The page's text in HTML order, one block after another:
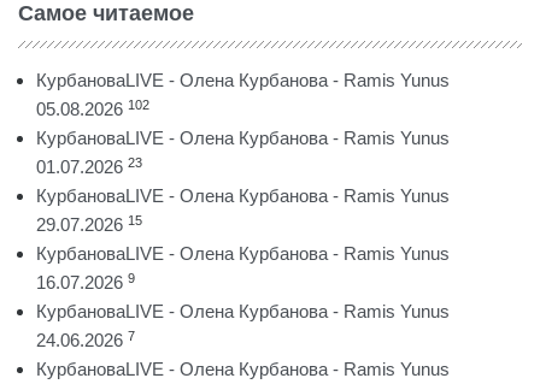
Самое читаемое
КурбановаLIVE - Олена Курбанова - Ramis Yunus
05.08.2026 102
КурбановаLIVE - Олена Курбанова - Ramis Yunus
01.07.2026 23
КурбановаLIVE - Олена Курбанова - Ramis Yunus
29.07.2026 15
КурбановаLIVE - Олена Курбанова - Ramis Yunus
16.07.2026 9
КурбановаLIVE - Олена Курбанова - Ramis Yunus
24.06.2026 7
КурбановаLIVE - Олена Курбанова - Ramis Yunus